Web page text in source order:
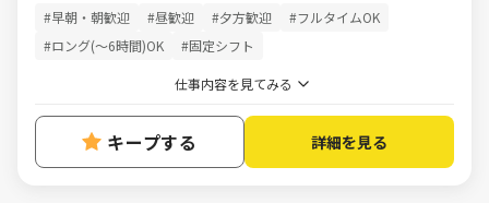
#早朝・朝歓迎 #昼歓迎 #夕方歓迎
#フルタイムOK
#ロング(～6時間)OK
#固定シフト
仕事内容を見てみる
キープする 詳細を見る